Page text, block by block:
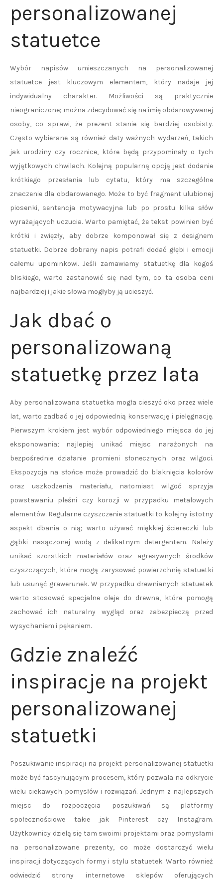
personalizowanej
statuetce
Wybór napisów umieszczanych na personalizowanej
statuetce jest kluczowym elementem, który nadaje jej
indywidualny charakter. Możliwości są praktycznie
nieograniczone; można zdecydować się na imię obdarowywanej
osoby, co sprawi, że prezent stanie się bardziej osobisty.
Często wybierane są również daty ważnych wydarzeń, takich
jak urodziny czy rocznice, które będą przypominały o tych
wyjątkowych chwilach. Kolejną popularną opcją jest dodanie
krótkiego przesłania lub cytatu, który ma szczególne
znaczenie dla obdarowanego. Może to być fragment ulubionej
piosenki, sentencja motywacyjna lub po prostu kilka słów
wyrażających uczucia. Warto pamiętać, że tekst powinien być
krótki i zwięzły, aby dobrze komponował się z designem
statuetki. Dobrze dobrany napis potrafi dodać głębi i emocji
całemu upominkowi. Jeśli zamawiamy statuetkę dla kogoś
bliskiego, warto zastanowić się nad tym, co ta osoba ceni
najbardziej i jakie słowa mogłyby ją ucieszyć.
Jak dbać o
personalizowaną
statuetkę przez lata
Aby personalizowana statuetka mogła cieszyć oko przez wiele
lat, warto zadbać o jej odpowiednią konserwację i pielęgnację.
Pierwszym krokiem jest wybór odpowiedniego miejsca do jej
eksponowania; najlepiej unikać miejsc narażonych na
bezpośrednie działanie promieni słonecznych oraz wilgoci.
Ekspozycja na słońce może prowadzić do blaknięcia kolorów
oraz uszkodzenia materiału, natomiast wilgoć sprzyja
powstawaniu pleśni czy korozji w przypadku metalowych
elementów. Regularne czyszczenie statuetki to kolejny istotny
aspekt dbania o nią; warto używać miękkiej ściereczki lub
gąbki nasączonej wodą z delikatnym detergentem. Należy
unikać szorstkich materiałów oraz agresywnych środków
czyszczących, które mogą zarysować powierzchnię statuetki
lub usunąć grawerunek. W przypadku drewnianych statuetek
warto stosować specjalne oleje do drewna, które pomogą
zachować ich naturalny wygląd oraz zabezpieczą przed
wysychaniem i pękaniem.
Gdzie znaleźć
inspiracje na projekt
personalizowanej
statuetki
Poszukiwanie inspiracji na projekt personalizowanej statuetki
może być fascynującym procesem, który pozwala na odkrycie
wielu ciekawych pomysłów i rozwiązań. Jednym z najlepszych
miejsc do rozpoczęcia poszukiwań są platformy
społecznościowe takie jak Pinterest czy Instagram.
Użytkownicy dzielą się tam swoimi projektami oraz pomysłami
na personalizowane prezenty, co może dostarczyć wielu
inspiracji dotyczących formy i stylu statuetek. Warto również
odwiedzić strony internetowe sklepów oferujących